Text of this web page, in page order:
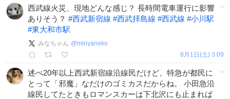
西武線火災、現地どんな感じ？ 長時間電車運行に影響
ありそう？ #西武新宿線 #西武拝島線 #西武線 #小川駅
#東大和市駅
みなちゃん @minyaneko
8月1日(土) 3:09
述べ20年以上西武新宿線沿線民だけど、特急が都民に
とって「邪魔」なだけのゴミカスだからね。 小田急沿
線民してたときもロマンスカーは下北沢にも止まれば